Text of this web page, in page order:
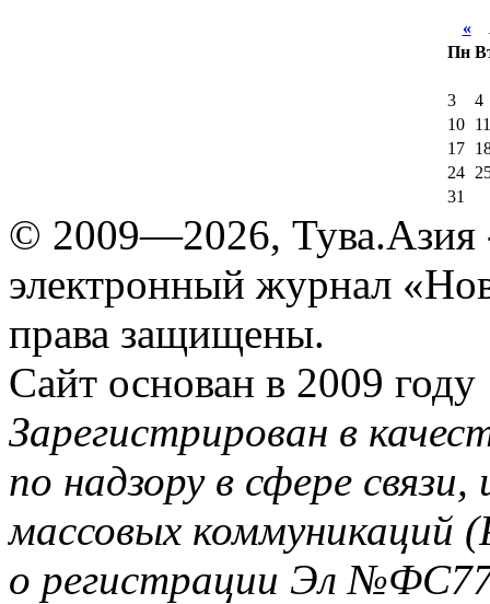
«
Пн
3
4
10
11
17
24
31
© 2009—2026, Тува.Азия
электронный журнал
права защищены.
Сайт основан в 2009 году
Зарегистрирован в
по надзору в сфере
массовых коммуникаций
о регистрации Эл